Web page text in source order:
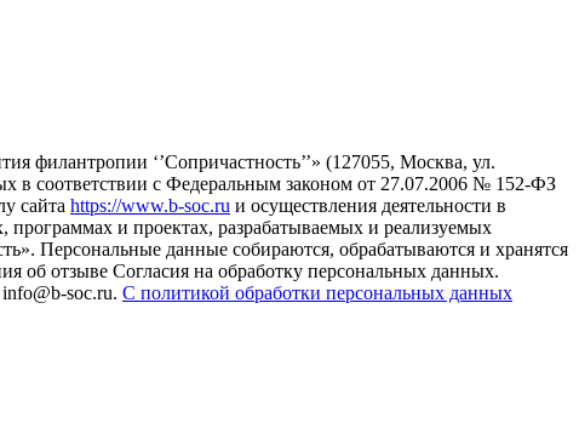
филантропии ‘’Сопричастность’’» (127055, Москва, ул.
в соответствии с Федеральным законом от 27.07.2006 № 152-ФЗ
сайта https://www.b-soc.ru и осуществления деятельности в
и проектах, разрабатываемых и реализуемых
Персональные данные собираются, обрабатываются и хранятся
об отзыве Согласия на обработку персональных данных.
soc.ru. С политикой обработки персональных данных